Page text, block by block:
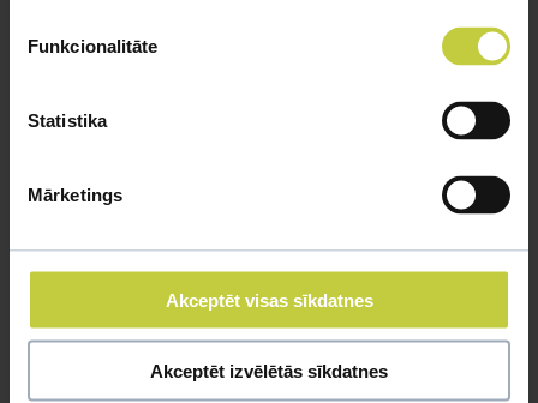
Funkcionalitāte
Statistika
Mārketings
Akceptēt visas sīkdatnes
Akceptēt izvēlētās sīkdatnes
K
the efficiency of
on websites.
diena
Google